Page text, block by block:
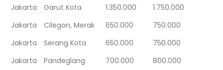
Jakarta
Garut Kota 1.350.000
1.750.000
Jakarta
Cilegon, Merak 650.000
750.000
Jakarta
Serang Kota 650.000
750.000
Jakarta
Pandeglang 700.000 800.000